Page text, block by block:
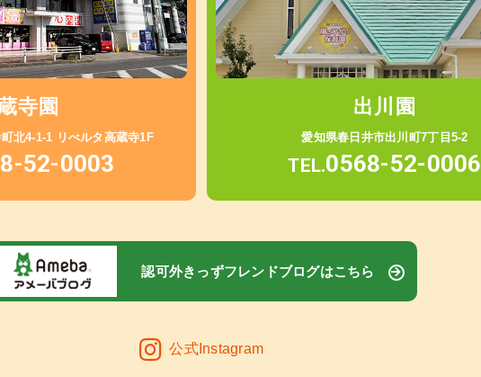
寺園
北4-1-1 リべルタ高蔵寺1F
52-0003
出川園
愛知県春日井市出川町7丁目5-2
TEL.0568-52-0006
認可外きっずフレンドブログはこちら
公式Instagram